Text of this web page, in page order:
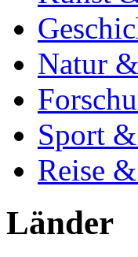
Natur
Sport
Reise
Länder